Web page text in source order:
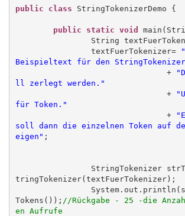
public class StringTokenizerDemo {
public static void
		textFuerTokenizer=
Beispieltext für den
				+
ll zerlegt werden."
				+
für Token."
				+
soll dann die einzelnen Token auf
eigen" ;
StringTokenizer
tringTokenizer(textFuerTokenizer);
Tokens()); //Rückgabe - 25 -die
en Aufrufe